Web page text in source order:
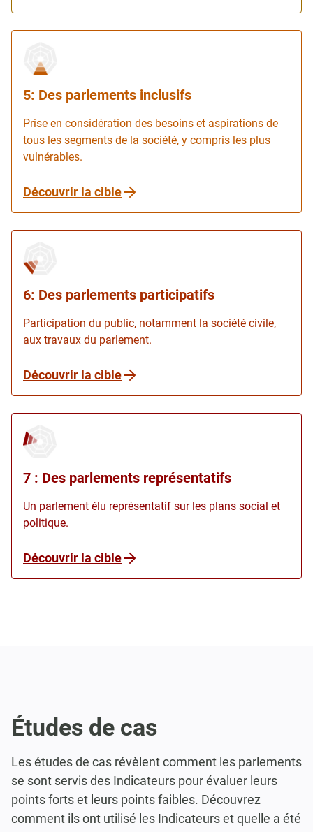
5: Des parlements inclusifs
Prise en considération des besoins et aspirations de
tous les segments de la société, y compris les plus
vulnérables.
Découvrir la cible
6: Des parlements participatifs
Participation du public, notamment la société civile,
aux travaux du parlement.
Découvrir la cible
7 : Des parlements représentatifs
Un parlement élu représentatif sur les plans social et
politique.
Découvrir la cible
Études de cas
Les études de cas révèlent comment les parlements
se sont servis des Indicateurs pour évaluer leurs
points forts et leurs points faibles. Découvrez
comment ils ont utilisé les Indicateurs et quelle a été